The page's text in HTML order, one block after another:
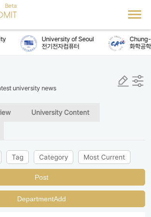
University of Seoul
전기전자컴퓨터
화학공학
university news
University Content
Tag Category Most Current
Post
DepartmentAdd